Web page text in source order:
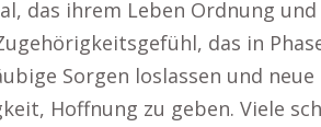
das ihrem Leben Ordnung
das in
Sorgen loslassen und
Hoffnung zu geben. Viele